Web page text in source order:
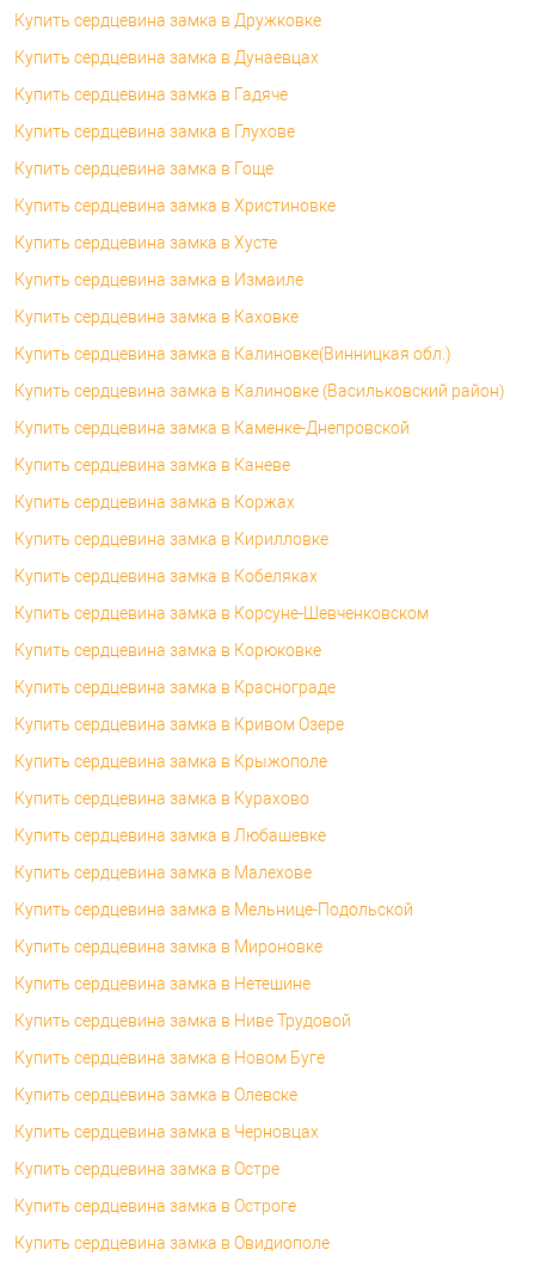
Купить сердцевина замка в Дружковке
Купить сердцевина замка в Дунаевцах
Купить сердцевина замка в Гадяче
Купить сердцевина замка в Глухове
Купить сердцевина замка в Гоще
Купить сердцевина замка в Христиновке
Купить сердцевина замка в Хусте
Купить сердцевина замка в Измаиле
Купить сердцевина замка в Каховке
Купить сердцевина замка в Калиновке(Винницкая обл.)
Купить сердцевина замка в Калиновке (Васильковский район)
Купить сердцевина замка в Каменке-Днепровской
Купить сердцевина замка в Каневе
Купить сердцевина замка в Коржах
Купить сердцевина замка в Кирилловке
Купить сердцевина замка в Кобеляках
Купить сердцевина замка в Корсуне-Шевченковском
Купить сердцевина замка в Корюковке
Купить сердцевина замка в Краснограде
Купить сердцевина замка в Кривом Озере
Купить сердцевина замка в Крыжополе
Купить сердцевина замка в Курахово
Купить сердцевина замка в Любашевке
Купить сердцевина замка в Малехове
Купить сердцевина замка в Мельнице-Подольской
Купить сердцевина замка в Мироновке
Купить сердцевина замка в Нетешине
Купить сердцевина замка в Ниве Трудовой
Купить сердцевина замка в Новом Буге
Купить сердцевина замка в Олевске
Купить сердцевина замка в Черновцах
Купить сердцевина замка в Остре
Купить сердцевина замка в Остроге
Купить сердцевина замка в Овидиополе